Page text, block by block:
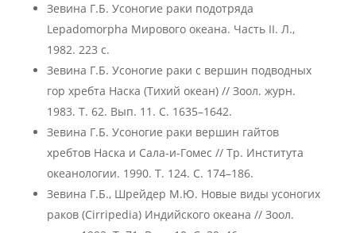
Зевина Г.Б. Усоногие раки подотряда
Lepadomorpha Мирового океана. Часть II. Л.,
1982. 223 с.
Зевина Г.Б. Усоногие раки с вершин подводных
гор хребта Наска (Тихий океан) // Зоол. журн.
1983. Т. 62. Вып. 11. С. 1635–1642.
Зевина Г.Б. Усоногие раки вершин гайтов
хребтов Наска и Сала-и-Гомес // Тр. Института
океанологии. 1990. Т. 124. С. 174–186.
Зевина Г.Б., Шрейдер М.Ю. Новые виды усоногих
раков (Cirripedia) Индийского океана // Зоол.